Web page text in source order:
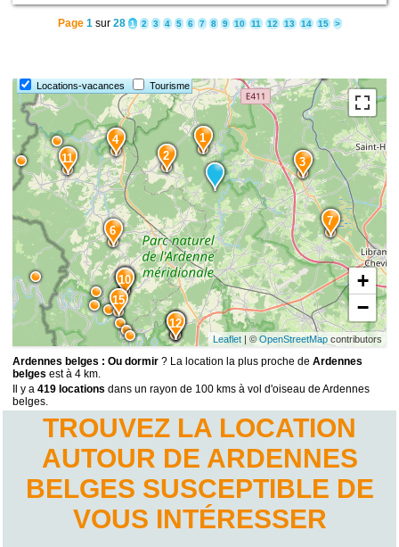
Page 1sur 28 1 2 3 4 5 6 7 8 9 10 11 12 13 14 15 >
Locations-vacances Tourisme
15
13
12
11
10
9
7
6
4
3
2
1
+
−
Leaflet| © OpenStreetMapcontributors
Ardennes belges : Ou dormir ? La location la plus proche deArdennes
belges est à 4 km.
Il y a419 locations dans un rayon de 100 kms à vol d'oiseau de Ardennes
belges.
TROUVEZ LA LOCATION
AUTOUR DE ARDENNES
BELGES SUSCEPTIBLE DE
VOUS INTÉRESSER